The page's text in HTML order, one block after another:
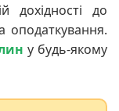
дохідності до
оподаткування.
у будь-якому